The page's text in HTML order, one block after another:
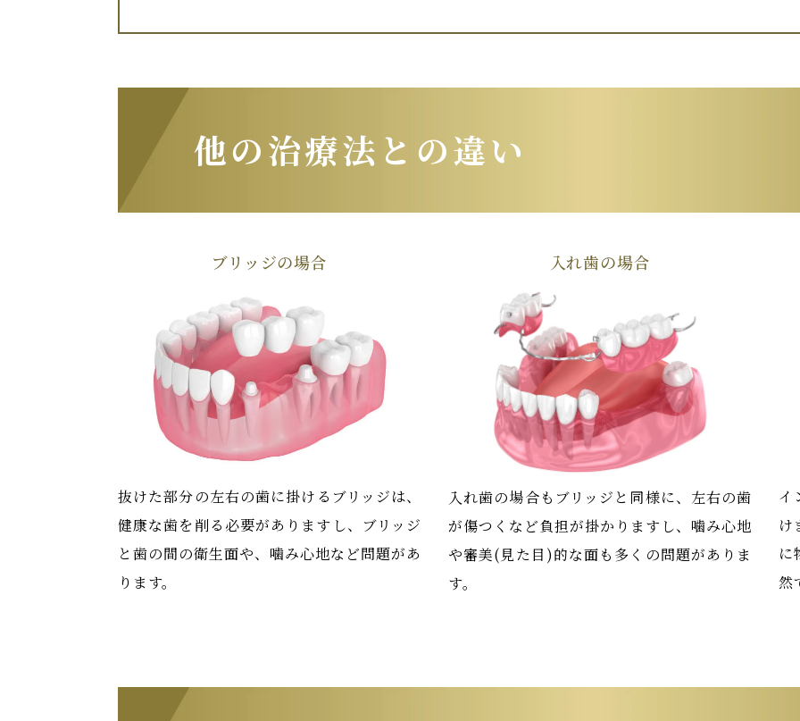
他の治療法との違い
ブリッジの場合
抜けた部分の左右の歯に掛けるブリッジは、
健康な歯を削る必要がありますし、ブリッジ
と歯の間の衛生面や、噛み心地など問題があ
ります。
入れ歯の場合
入れ歯の場合もブリッジと同様に、左右の歯
が傷つくなど負担が掛かりますし、噛み心地
や審美(見た目)的な面も多くの問題がありま
す。
イ
け
に
然